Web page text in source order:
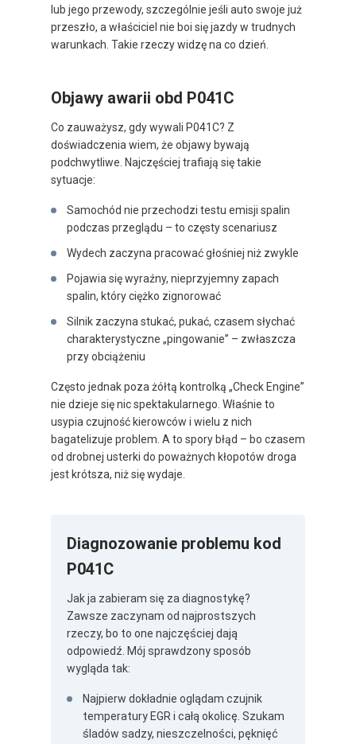
lub jego przewody, szczególnie jeśli auto swoje już
przeszło, a właściciel nie boi się jazdy w trudnych
warunkach. Takie rzeczy widzę na co dzień.
Objawy awarii obd P041C
Co zauważysz, gdy wywali P041C? Z
doświadczenia wiem, że objawy bywają
podchwytliwe. Najczęściej trafiają się takie
sytuacje:
Samochód nie przechodzi testu emisji spalin
podczas przeglądu – to częsty scenariusz
Wydech zaczyna pracować głośniej niż zwykle
Pojawia się wyraźny, nieprzyjemny zapach
spalin, który ciężko zignorować
Silnik zaczyna stukać, pukać, czasem słychać
charakterystyczne „pingowanie” – zwłaszcza
przy obciążeniu
Często jednak poza żółtą kontrolką „Check Engine”
nie dzieje się nic spektakularnego. Właśnie to
usypia czujność kierowców i wielu z nich
bagatelizuje problem. A to spory błąd – bo czasem
od drobnej usterki do poważnych kłopotów droga
jest krótsza, niż się wydaje.
Diagnozowanie problemu kod
P041C
Jak ja zabieram się za diagnostykę?
Zawsze zaczynam od najprostszych
rzeczy, bo to one najczęściej dają
odpowiedź. Mój sprawdzony sposób
wygląda tak:
Najpierw dokładnie oglądam czujnik
temperatury EGR i całą okolicę. Szukam
śladów sadzy, nieszczelności, pęknięć